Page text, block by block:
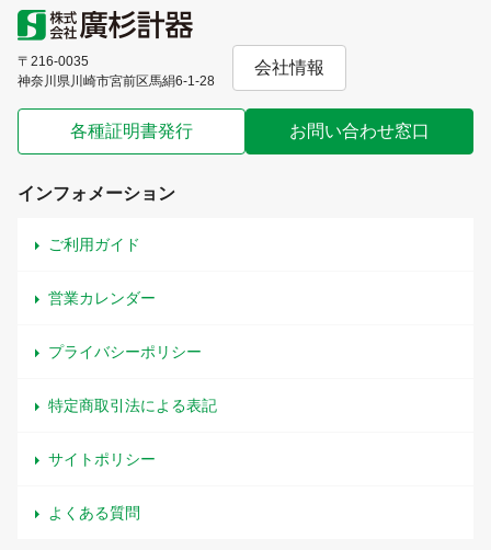
〒216-0035
神奈川県川崎市宮前区馬絹6-1-28
会社情報
各種証明書発行 お問い合わせ窓口
インフォメーション
ご利用ガイド
営業カレンダー
プライバシーポリシー
特定商取引法による表記
サイトポリシー
よくある質問